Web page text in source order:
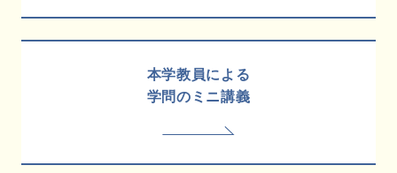
本学教員による
学問のミニ講義